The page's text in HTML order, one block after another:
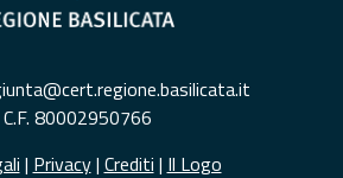
C.F. 80002950766
| Privacy| Crediti | Il Logo